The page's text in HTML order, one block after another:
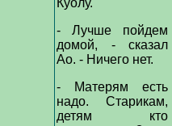
Куолу.
- Лучше пойдем
домой, - сказал
Ао. - Ничего нет.
- Матерям есть
надо. Старикам,
детям кто